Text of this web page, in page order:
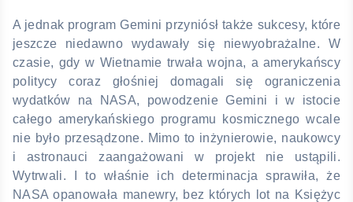
A jednak program Gemini przyniósł także sukcesy, które
jeszcze niedawno wydawały się niewyobrażalne. W
czasie, gdy w Wietnamie trwała wojna, a amerykańscy
politycy coraz głośniej domagali się ograniczenia
wydatków na NASA, powodzenie Gemini i w istocie
całego amerykańskiego programu kosmicznego wcale
nie było przesądzone. Mimo to inżynierowie, naukowcy
i astronauci zaangażowani w projekt nie ustąpili.
Wytrwali. I to właśnie ich determinacja sprawiła, że
NASA opanowała manewry, bez których lot na Księżyc